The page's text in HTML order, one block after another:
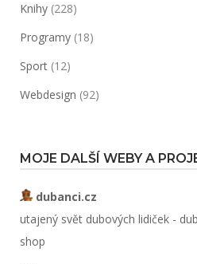
Knihy (228)
Programy (18)
Sport (12)
Webdesign (92)
MOJE DALŠÍ WEBY A
dubanci.cz
utajený svět dubových lidiček -
shop